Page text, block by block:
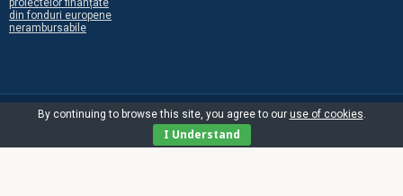
proiectelor finanțate
din fonduri europene
nerambursabile
By continuing to browse this site, you agree to our use of cookies.
I Understand